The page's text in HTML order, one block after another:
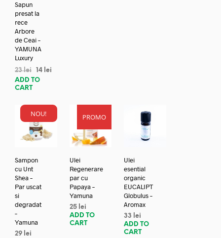
Sapun
presat la
rece
Arbore
de Ceai –
YAMUNA
Luxury
23lei 14 lei
ADD TO
CART
NOU!
Sampon
cu Unt
Shea –
Par uscat
si
degradat
–
Yamuna
29 lei
PROMO
Ulei
Regenerare
par cu
Papaya –
Yamuna
25 lei
ADD TO
CART
Ulei
esential
organic
EUCALIPT
Globulus –
Aromax
33
lei
ADD TO
CART